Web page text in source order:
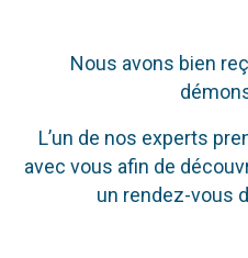
Nous avons bien
L’un de nos experts
avec vous afin de
un rendez-vous